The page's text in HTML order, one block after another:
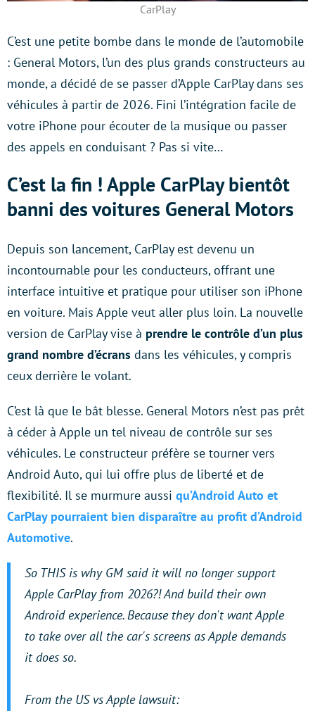
CarPlay
C’est une petite bombe dans le monde de l’automobile
: General Motors, l’un des plus grands constructeurs au
monde, a décidé de se passer d’Apple CarPlay dans ses
véhicules à partir de 2026. Fini l’intégration facile de
votre iPhone pour écouter de la musique ou passer
des appels en conduisant ? Pas si vite…
C’est la fin ! Apple CarPlay bientôt
banni des voitures General Motors
Depuis son lancement, CarPlay est devenu un
incontournable pour les conducteurs, offrant une
interface intuitive et pratique pour utiliser son iPhone
en voiture. Mais Apple veut aller plus loin. La nouvelle
version de CarPlay vise à prendre le contrôle d’un plus
grand nombre d’écrans dans les véhicules, y compris
ceux derrière le volant.
C’est là que le bât blesse. General Motors n’est pas prêt
à céder à Apple un tel niveau de contrôle sur ses
véhicules. Le constructeur préfère se tourner vers
Android Auto, qui lui offre plus de liberté et de
flexibilité. Il se murmure aussi qu’Android Auto et
CarPlay pourraient bien disparaître au profit d’Android
Automotive.
So THIS is why GM said it will no longer support
Apple CarPlay from 2026?! And build their own
Android experience. Because they don't want Apple
to take over all the car's screens as Apple demands
it does so.
From the US vs Apple lawsuit: